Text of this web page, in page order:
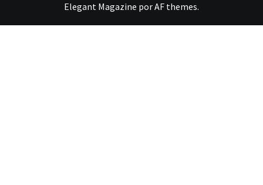
Elegant Magazine porAF themes.